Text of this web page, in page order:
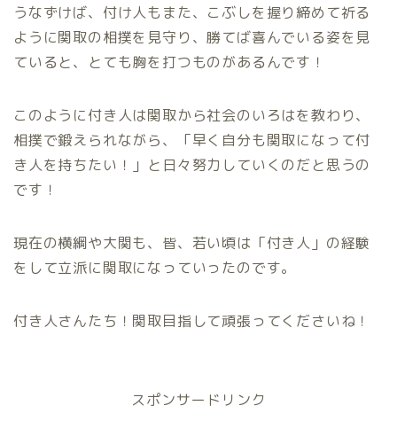
うなずけば、付け人もまた、こぶしを握り締めて祈る
ように関取の相撲を見守り、勝てば喜んでいる姿を見
ていると、とても胸を打つものがあるんです！
このように付き人は関取から社会のいろはを教わり、
相撲で鍛えられながら、「早く自分も関取になって付
き人を持ちたい！」と日々努力していくのだと思うの
です！
現在の横綱や大関も、皆、若い頃は「付き人」の経験
をして立派に関取になっていったのです。
付き人さんたち！関取目指して頑張ってくださいね！
スポンサードリンク